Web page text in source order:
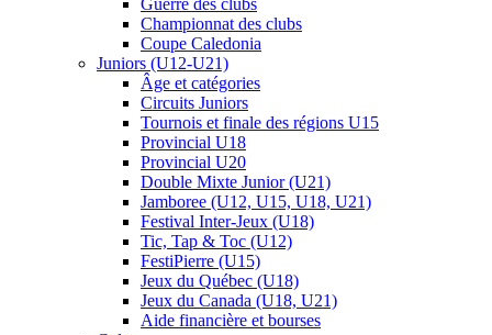
Guerre des clubs
Championnat des clubs
Coupe Caledonia
Juniors (U12-U21)
Âge et catégories
Circuits Juniors
Tournois et finale des régions U15
Provincial U18
Provincial U20
Double Mixte Junior (U21)
Jamboree (U12, U15, U18, U21)
Festival Inter-Jeux (U18)
Tic, Tap & Toc (U12)
FestiPierre (U15)
Jeux du Québec (U18)
Jeux du Canada (U18, U21)
Aide financière et bourses